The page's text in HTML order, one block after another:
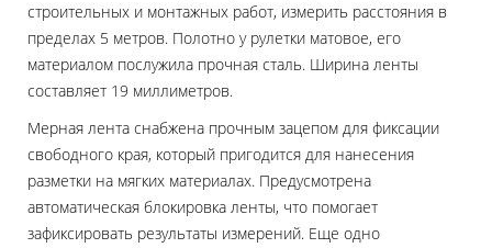
строительных и монтажных работ, измерить расстояния в
пределах 5 метров. Полотно у рулетки матовое, его
материалом послужила прочная сталь. Ширина ленты
составляет 19 миллиметров.
Мерная лента снабжена прочным зацепом для фиксации
свободного края, который пригодится для нанесения
разметки на мягких материалах. Предусмотрена
автоматическая блокировка ленты, что помогает
зафиксировать результаты измерений. Еще одно